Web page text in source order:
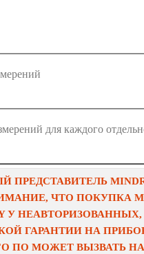
для каждого
ЧТО ПОКУПКА
У
ГАРАНТИИ НА
ПО МОЖЕТ ВЫЗВАТЬ